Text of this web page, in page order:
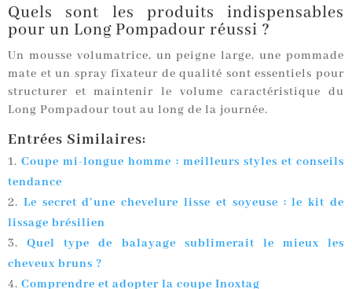
Quels sont les produits indispensables
pour un Long Pompadour réussi ?
Un mousse volumatrice, un peigne large, une pommade
mate et un spray fixateur de qualité sont essentiels pour
structurer et maintenir le volume caractéristique du
Long Pompadour tout au long de la journée.
Entrées Similaires:
Coupe mi-longue homme : meilleurs styles et conseils
tendance
Le secret d’une chevelure lisse et soyeuse : le kit de
lissage brésilien
Quel type de balayage sublimerait le mieux les
cheveux bruns ?
Comprendre et adopter la coupe Inoxtag